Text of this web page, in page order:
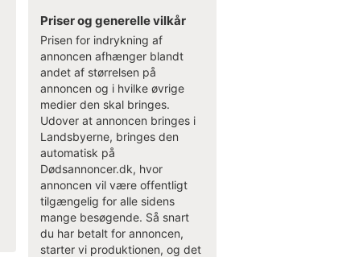
Priser og generelle vilkår
Prisen for indrykning af
annoncen afhænger blandt
andet af størrelsen på
annoncen og i hvilke øvrige
medier den skal bringes.
Udover at annoncen bringes i
Landsbyerne, bringes den
automatisk på
Dødsannoncer.dk, hvor
annoncen vil være offentligt
tilgængelig for alle sidens
mange besøgende. Så snart
du har betalt for annoncen,
starter vi produktionen, og det